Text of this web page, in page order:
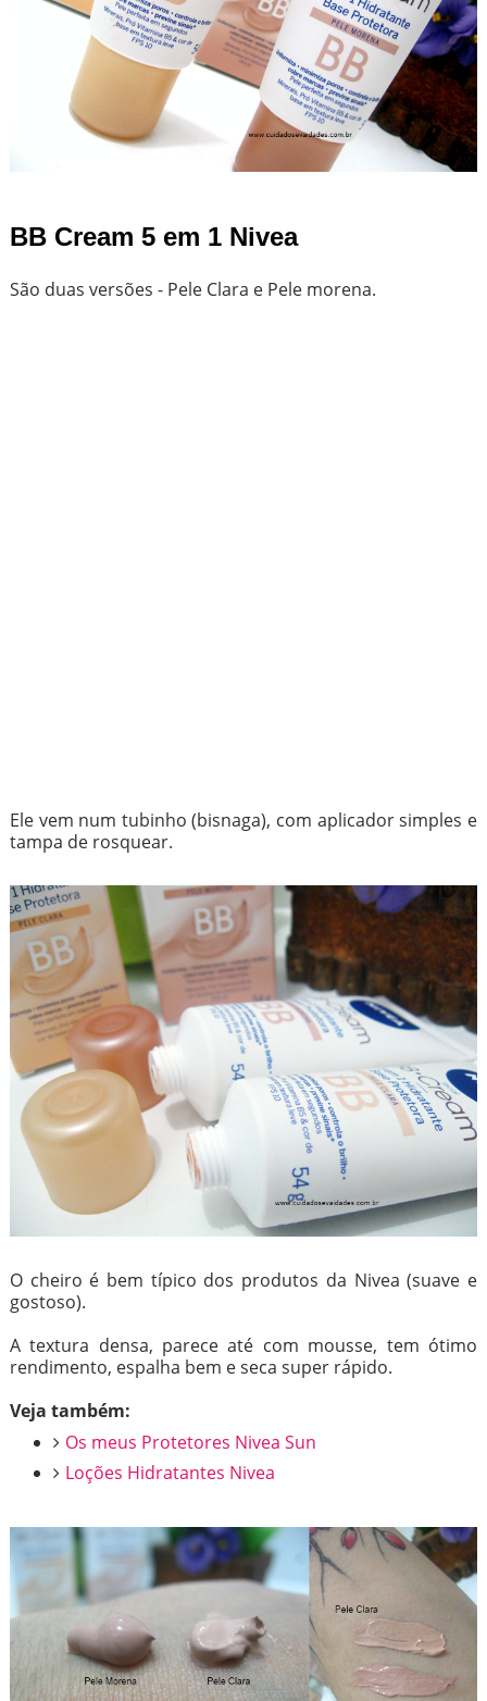
BB Cream 5 em 1 Nivea
São duas versões - Pele Clara e Pele morena.
Ele vem num tubinho (bisnaga), com aplicador simples e
tampa de rosquear.
O cheiro é bem típico dos produtos da Nivea (suave e
gostoso).
A textura densa, parece até com mousse, tem ótimo
rendimento, espalha bem e seca super rápido.
Veja também:
Os meus Protetores Nivea Sun
Loções Hidratantes Nivea